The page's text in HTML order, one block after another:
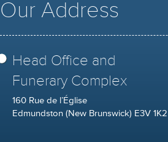
Our Address
Head Office and
Funerary Complex
160 Rue de l’Église
Edmundston (New Brunswick) E3V 1K2